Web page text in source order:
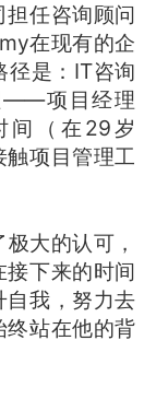
任咨询顾问
在现有的企
径是：IT咨询
项目经理
（在29岁
项目管理工
大的认可，
下来的时间
自我，努力去
终站在他的背